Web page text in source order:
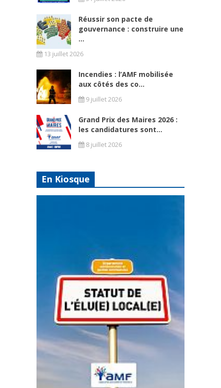
Réussir son pacte de
gouvernance : construire une
...
13 juillet 2026
Incendies : l’AMF mobilisée
aux côtés des co...
9 juillet 2026
Grand Prix des Maires 2026 :
les candidatures sont...
8 juillet 2026
En Kiosque